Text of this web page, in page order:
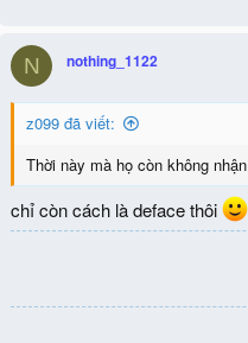
N nothing_1122
z099 đã viết:
Thời này mà họ còn không
chỉ còn cách là deface thôi